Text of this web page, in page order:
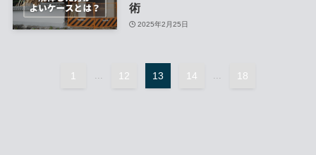
術
2025年2月25日
1 ... 12 13 14 ... 18